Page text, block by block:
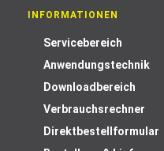
INFORMATIONEN
Servicebereich
Anwendungstechnik
Downloadbereich
Verbrauchsrechner
Direktbestellformular